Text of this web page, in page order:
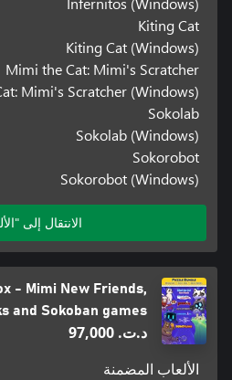
Kiting Cat
Kiting Cat (Windows)
Mimi the Cat: Mimi's Scratcher
Mimi's Scratcher (Windows)
Sokolab
Sokolab (Windows)
Sokorobot
Sokorobot (Windows)
الانتقال إلى
- Mimi New Friends,
and Sokoban games
د.ت.‏ 97,000
الألعاب المضمنة